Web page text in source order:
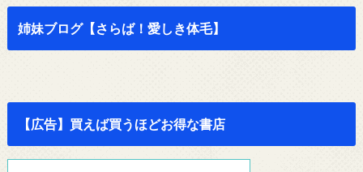
姉妹ブログ【さらば！愛しき体毛】
【広告】買えば買うほどお得な書店